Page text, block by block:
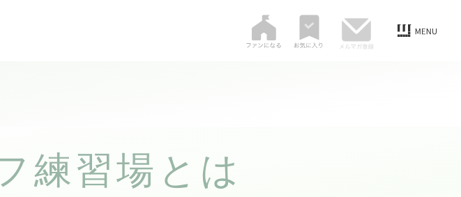
練習場とは